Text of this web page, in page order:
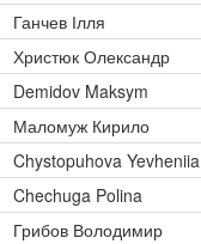
Ганчев Ілля
Христюк Олександр
Demidov Maksym
Маломуж Кирило
Chystopuhova Yevheniia
Chechuga Polina
Грибов Володимир